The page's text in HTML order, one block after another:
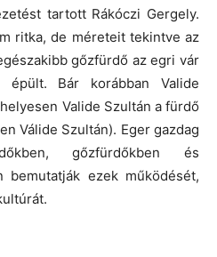
tartott Rákóczi Gergely.
ritka, de méreteit tekintve az
gőzfürdő az egri vár
épült. Bár korábban Valide
Valide Szultán a fürdő
Válide Szultán). Eger gazdag
gőzfürdőkben és
bemutatják ezek működését,